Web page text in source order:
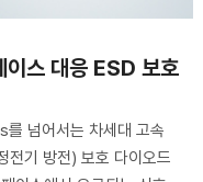
스 대응 ESD 보호
넘어서는 차세대 고속
전기 방전) 보호 다이오드